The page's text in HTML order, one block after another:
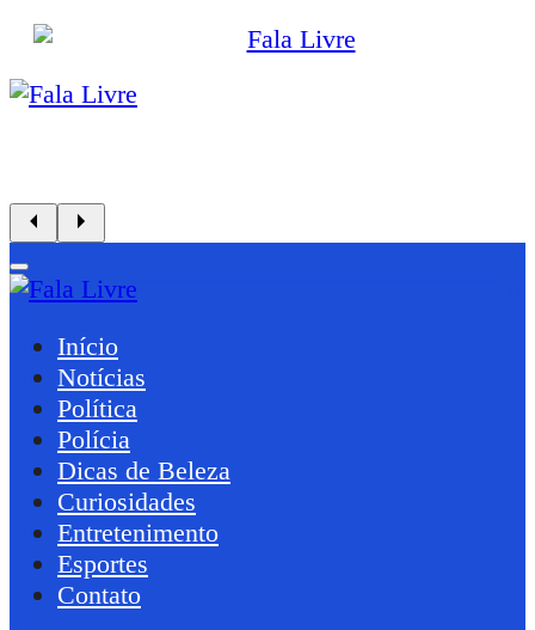
Início
Notícias
Política
Polícia
Dicas de Beleza
Curiosidades
Entretenimento
Esportes
Contato